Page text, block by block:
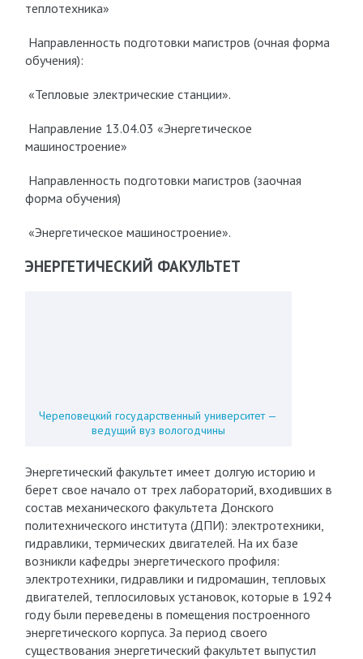
теплотехника»
Направленность подготовки магистров (очная форма
обучения):
«Тепловые электрические станции».
Направление 13.04.03 «Энергетическое
машиностроение»
Направленность подготовки магистров (заочная
форма обучения)
«Энергетическое машиностроение».
ЭНЕРГЕТИЧЕСКИЙ ФАКУЛЬТЕТ
Череповецкий государственный университет —
ведущий вуз вологодчины
Энергетический факультет имеет долгую историю и
берет свое начало от трех лабораторий, входивших в
состав механического факультета Донского
политехнического института (ДПИ): электротехники,
гидравлики, термических двигателей. На их базе
возникли кафедры энергетического профиля:
электротехники, гидравлики и гидромашин, тепловых
двигателей, теплосиловых установок, которые в 1924
году были переведены в помещения построенного
энергетического корпуса. За период своего
существования энергетический факультет выпустил